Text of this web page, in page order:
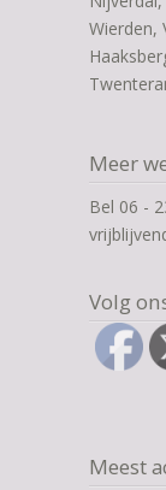
Wierden,
Meer
Bel 06 -
Volg
Meest